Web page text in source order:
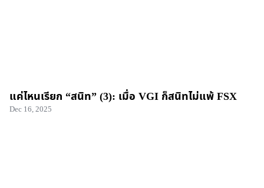
แค่ไหนเรียก “สนิท” (3): เมื่อ VGI ก็สนิทไม่แพ้ FSX
Dec 16, 2025